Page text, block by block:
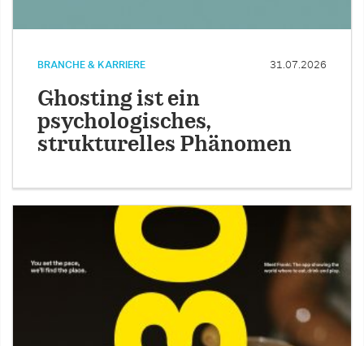
BRANCHE & KARRIERE 31.07.2026
Ghosting ist ein
psychologisches,
strukturelles Phänomen